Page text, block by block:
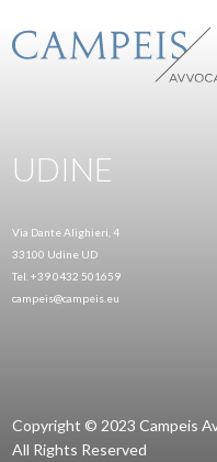
UDINE
Via Dante Alighieri, 4
33100 Udine UD
Tel. +39 0432 501659
campeis@campeis.eu
Copyright © 2023 Campeis
All Rights Reserved